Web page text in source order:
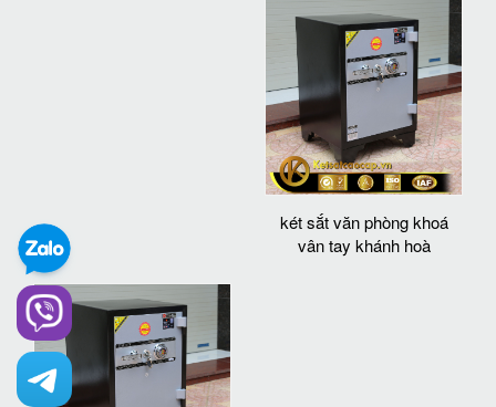
két sắt văn phòng khoá
vân tay khánh hoà